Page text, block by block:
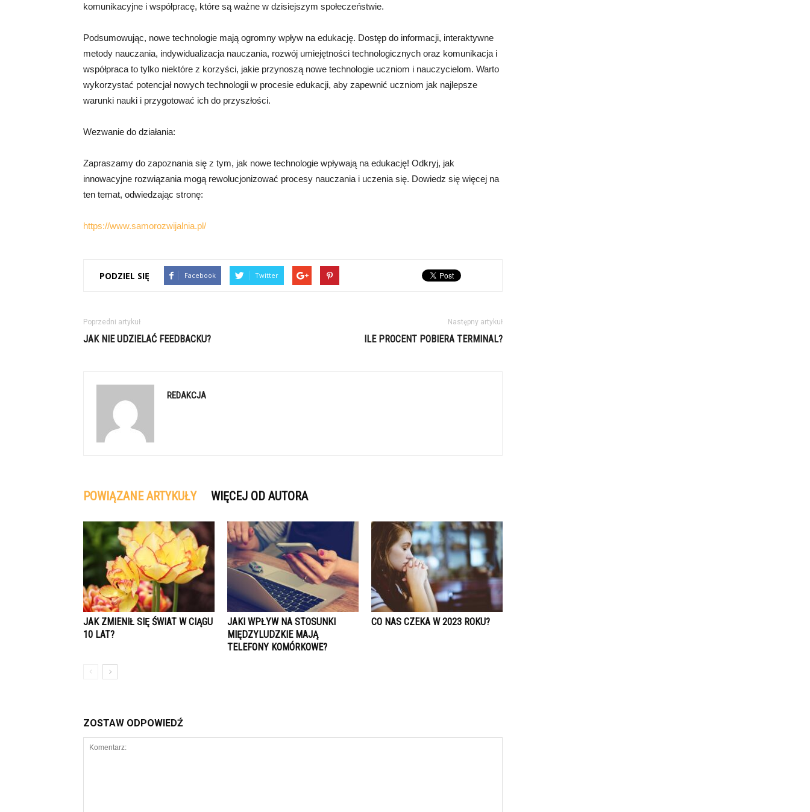
komunikacyjne i współpracę, które są ważne w dzisiejszym społeczeństwie.
Podsumowując, nowe technologie mają ogromny wpływ na edukację. Dostęp do informacji, interaktywne
metody nauczania, indywidualizacja nauczania, rozwój umiejętności technologicznych oraz komunikacja i
współpraca to tylko niektóre z korzyści, jakie przynoszą nowe technologie uczniom i nauczycielom. Warto
wykorzystać potencjał nowych technologii w procesie edukacji, aby zapewnić uczniom jak najlepsze
warunki nauki i przygotować ich do przyszłości.
Wezwanie do działania:
Zapraszamy do zapoznania się z tym, jak nowe technologie wpływają na edukację! Odkryj, jak
innowacyjne rozwiązania mogą rewolucjonizować procesy nauczania i uczenia się. Dowiedz się więcej na
ten temat, odwiedzając stronę:
https://www.samorozwijalnia.pl/
PODZIEL SIĘ Facebook Twitter
Poprzedni artykuł
JAK NIE UDZIELAĆ FEEDBACKU?
Następny artykuł
ILE PROCENT POBIERA TERMINAL?
REDAKCJA
POWIĄZANE ARTYKUŁY WIĘCEJ OD AUTORA
JAK ZMIENIŁ SIĘ ŚWIAT W CIĄGU
10 LAT?
JAKI WPŁYW NA STOSUNKI
MIĘDZYLUDZKIE MAJĄ
TELEFONY KOMÓRKOWE?
CO NAS CZEKA W 2023 ROKU?
ZOSTAW ODPOWIEDŹ